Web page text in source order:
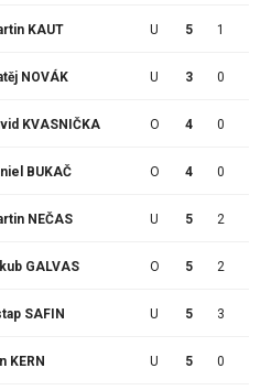
KAUT U 5 1
NOVÁK U 3 0
KVASNIČKA O 4 0
BUKAČ O 4 0
NEČAS U 5 2
GALVAS O 5 2
SAFIN U 5 3
KERN U 5 0